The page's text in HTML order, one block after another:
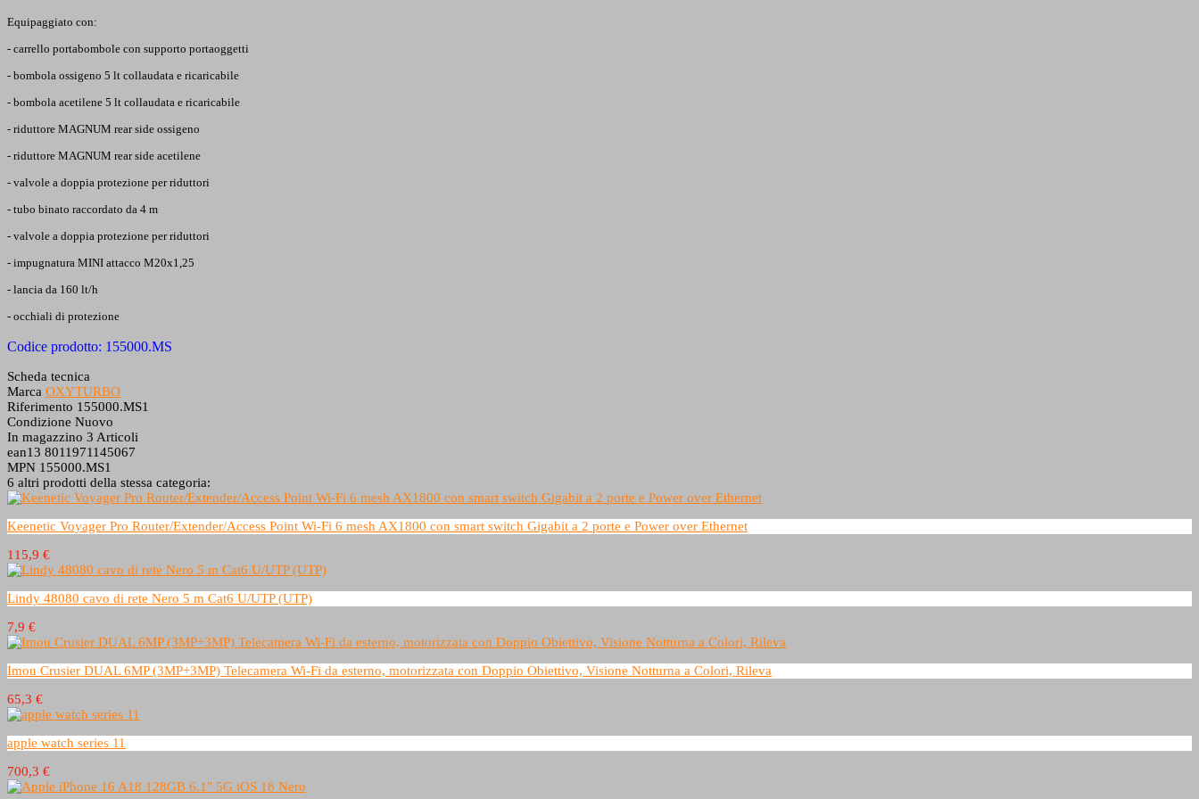
Equipaggiato con:
- carrello portabombole con supporto portaoggetti
- bombola ossigeno 5 lt collaudata e ricaricabile
- bombola acetilene 5 lt collaudata e ricaricabile
- riduttore MAGNUM rear side ossigeno
- riduttore MAGNUM rear side acetilene
- valvole a doppia protezione per riduttori
- tubo binato raccordato da 4 m
- valvole a doppia protezione per riduttori
- impugnatura MINI attacco M20x1,25
- lancia da 160 lt/h
- occhiali di protezione
Codice prodotto: 155000.MS
Scheda tecnica
Marca OXYTURBO
Riferimento 155000.MS1
Condizione Nuovo
In magazzino 3 Articoli
ean13 8011971145067
MPN 155000.MS1
6 altri prodotti della stessa categoria:
Keenetic Voyager Pro Router/Extender/Access Point Wi-Fi 6 mesh AX1800 con smart switch Gigabit a 2 porte e Power over Ethernet
115,9 €
Lindy 48080 cavo di rete Nero 5 m Cat6 U/UTP (UTP)
7,9 €
Imou Crusier DUAL 6MP (3MP+3MP) Telecamera Wi-Fi da esterno, motorizzata con Doppio Obiettivo, Visione Notturna a Colori, Rileva
65,3 €
apple watch series 11
700,3 €